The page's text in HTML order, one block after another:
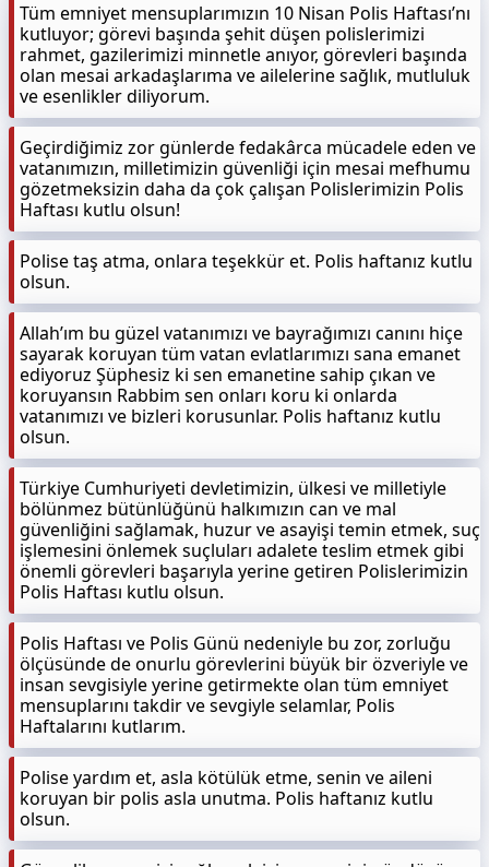
Tüm emniyet mensuplarımızın 10 Nisan Polis Haftası’nı
kutluyor; görevi başında şehit düşen polislerimizi
rahmet, gazilerimizi minnetle anıyor, görevleri başında
olan mesai arkadaşlarıma ve ailelerine sağlık, mutluluk
ve esenlikler diliyorum.
Geçirdiğimiz zor günlerde fedakârca mücadele eden ve
vatanımızın, milletimizin güvenliği için mesai mefhumu
gözetmeksizin daha da çok çalışan Polislerimizin Polis
Haftası kutlu olsun!
Polise taş atma, onlara teşekkür et. Polis haftanız kutlu
olsun.
Allah’ım bu güzel vatanımızı ve bayrağımızı canını hiçe
sayarak koruyan tüm vatan evlatlarımızı sana emanet
ediyoruz Şüphesiz ki sen emanetine sahip çıkan ve
koruyansın Rabbim sen onları koru ki onlarda
vatanımızı ve bizleri korusunlar. Polis haftanız kutlu
olsun.
Türkiye Cumhuriyeti devletimizin, ülkesi ve milletiyle
bölünmez bütünlüğünü halkımızın can ve mal
güvenliğini sağlamak, huzur ve asayişi temin etmek, suç
işlemesini önlemek suçluları adalete teslim etmek gibi
önemli görevleri başarıyla yerine getiren Polislerimizin
Polis Haftası kutlu olsun.
Polis Haftası ve Polis Günü nedeniyle bu zor, zorluğu
ölçüsünde de onurlu görevlerini büyük bir özveriyle ve
insan sevgisiyle yerine getirmekte olan tüm emniyet
mensuplarını takdir ve sevgiyle selamlar, Polis
Haftalarını kutlarım.
Polise yardım et, asla kötülük etme, senin ve aileni
koruyan bir polis asla unutma. Polis haftanız kutlu
olsun.